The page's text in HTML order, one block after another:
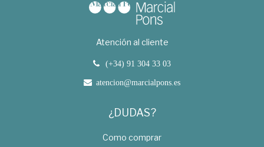
Atención al cliente
(+34) 91 304 33 03
atencion@marcialpons.es
¿DUDAS?
Como comprar